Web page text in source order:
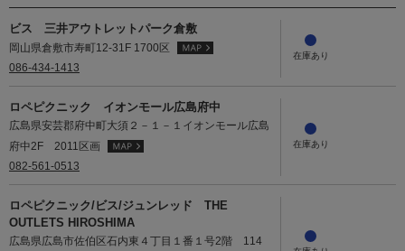
ビス 三井アウトレットパーク倉敷
岡山県倉敷市寿町12-31F 1700区
086-434-1413
ロペピクニック イオンモール広島府中
広島県安芸郡府中町大須２－１－１イオンモール広島
府中2F 2011区画
082-561-0513
ロペピクニック/ビス/ジュンレッド THE
OUTLETS HIROSHIMA
広島県広島市佐伯区石内東４丁目１番１号2階 114